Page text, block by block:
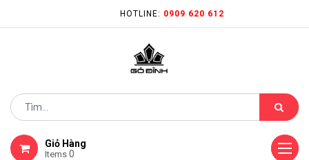
HOTLINE: 0909 620 612
Giỏ Hàng
Items 0